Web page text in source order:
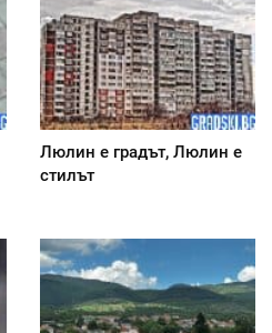
Люлин е градът, Люлин е
стилът